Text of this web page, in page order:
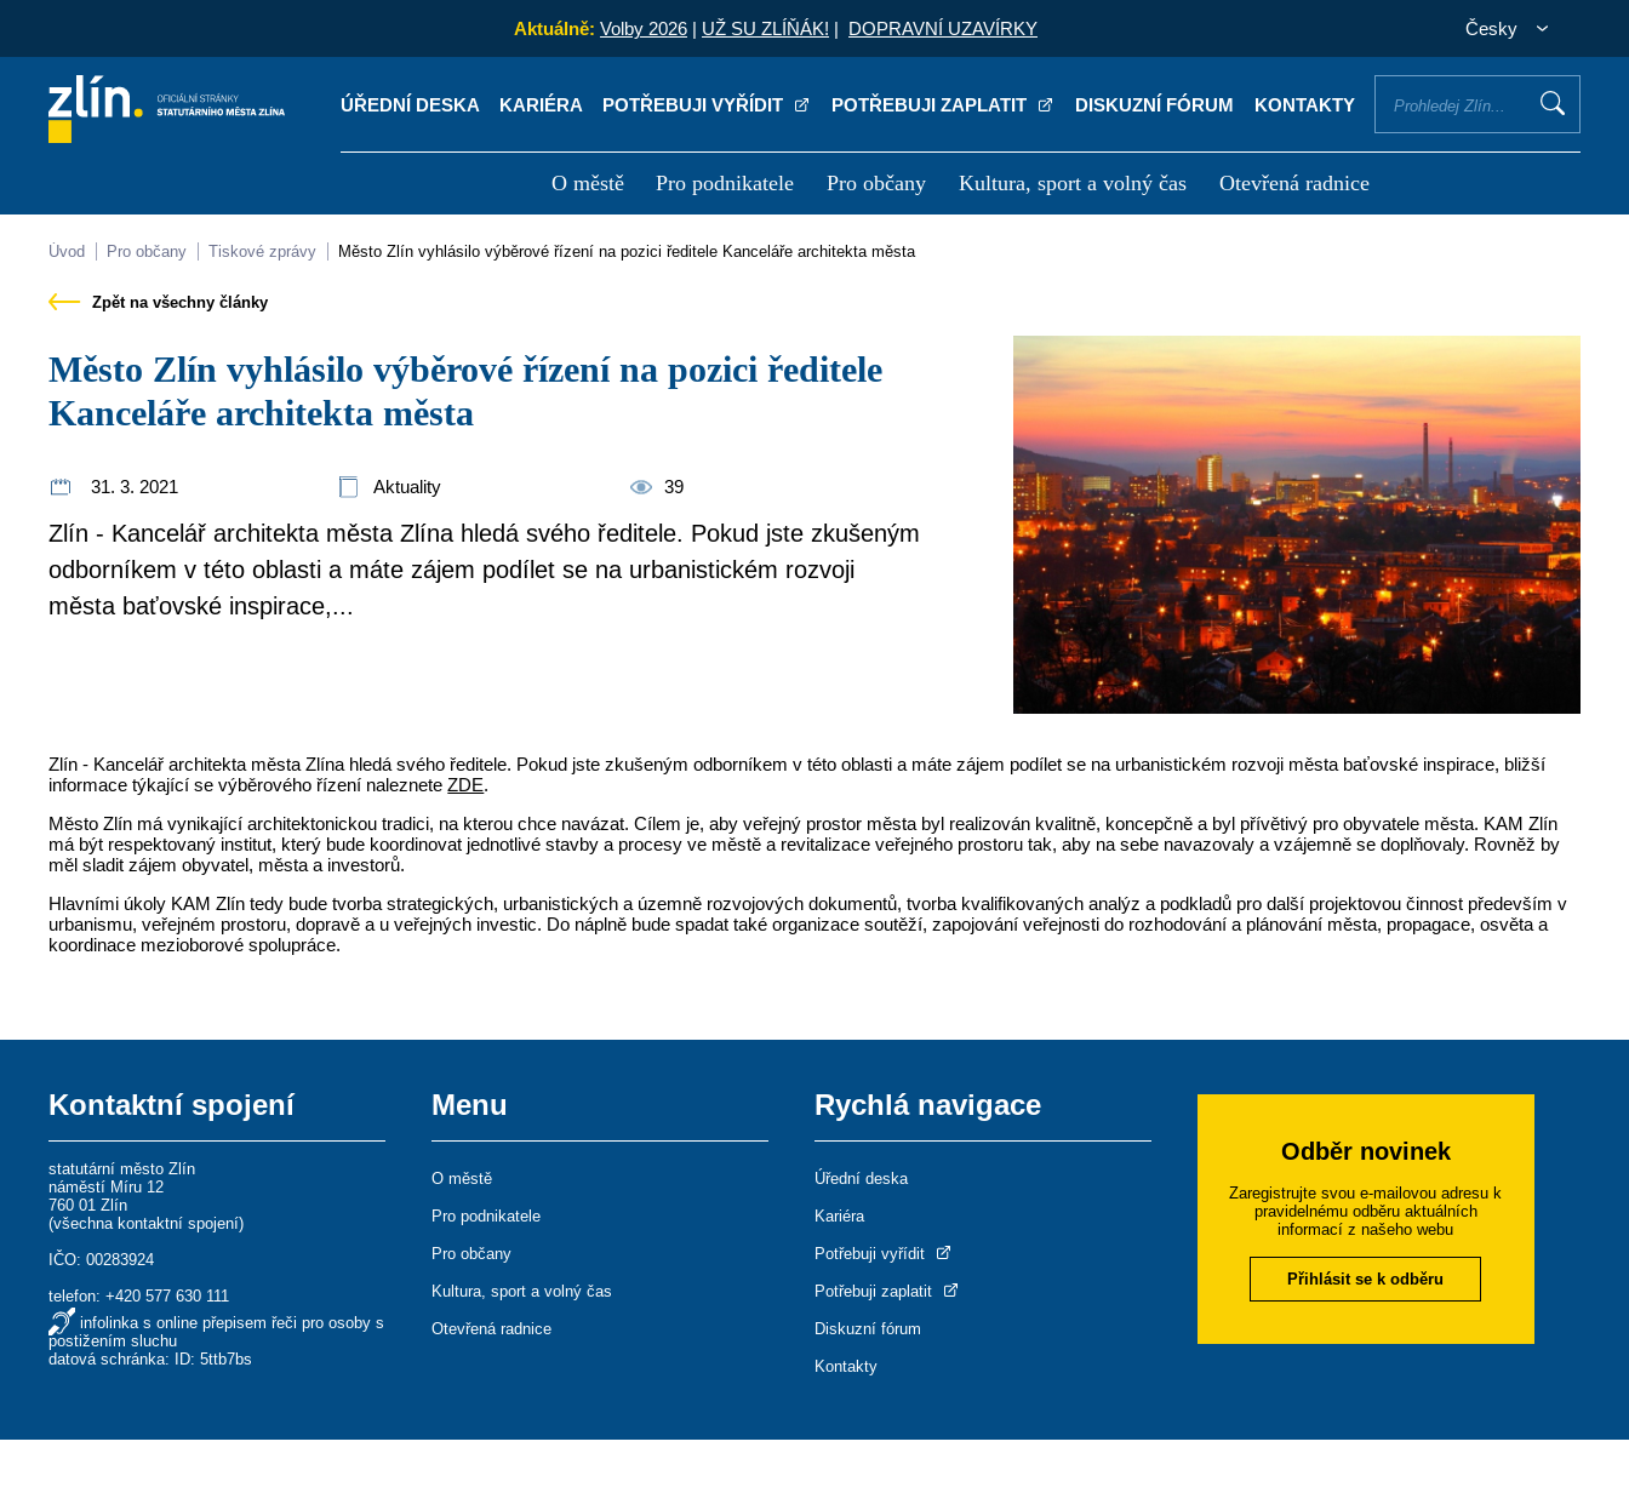
Aktuálně: Volby 2026 | UŽ SU ZLÍŇÁK! | DOPRAVNÍ UZAVÍRKY Česky
ÚŘEDNÍ DESKA KARIÉRA POTŘEBUJI VYŘÍDIT POTŘEBUJI ZAPLATIT DISKUZNÍ FÓRUM KONTAKTY
O městě Pro podnikatele Pro občany Kultura, sport a volný čas Otevřená radnice
Kontakty Úřední deska Kariéra
Úvod Pro občany Tiskové zprávy Město Zlín vyhlásilo výběrové řízení na pozici ředitele Kanceláře architekta města
Zpět na všechny články
Město Zlín vyhlásilo výběrové řízení na pozici ředitele
Kanceláře architekta města
31. 3. 2021 Aktuality 39
Zlín - Kancelář architekta města Zlína hledá svého ředitele. Pokud jste zkušeným
odborníkem v této oblasti a máte zájem podílet se na urbanistickém rozvoji
města baťovské inspirace,...
Zlín - Kancelář architekta města Zlína hledá svého ředitele. Pokud jste zkušeným odborníkem v této oblasti a máte zájem podílet se na urbanistickém rozvoji města baťovské inspirace, bližší
informace týkající se výběrového řízení nalezneteZDE.
Město Zlín má vynikající architektonickou tradici, na kterou chce navázat. Cílem je, aby veřejný prostor města byl realizován kvalitně, koncepčně a byl přívětivý pro obyvatele města. KAM Zlín
má být respektovaný institut, který bude koordinovat jednotlivé stavby a procesy ve městě a revitalizace veřejného prostoru tak, aby na sebe navazovaly a vzájemně se doplňovaly. Rovněž by
měl sladit zájem obyvatel, města a investorů.
Hlavními úkoly KAM Zlín tedy bude tvorba strategických, urbanistických a územně rozvojových dokumentů, tvorba kvalifikovaných analýz a podkladů pro další projektovou činnost především v
urbanismu, veřejném prostoru, dopravě a u veřejných investic. Do náplně bude spadat také organizace soutěží, zapojování veřejnosti do rozhodování a plánování města, propagace, osvěta a
koordinace mezioborové spolupráce.
Kontaktní spojení
statutární město Zlín
náměstí Míru 12
760 01 Zlín
(všechna kontaktní spojení)
IČO: 00283924
telefon:+420 577 630 111
infolinka s online přepisem řeči pro osoby s
postižením sluchu
datová schránka: ID: 5ttb7bs
Menu
O městě
Pro podnikatele
Pro občany
Kultura, sport a volný čas
Otevřená radnice
Rychlá navigace
Úřední deska
Kariéra
Potřebuji vyřídit
Potřebuji zaplatit
Diskuzní fórum
Kontakty
Odběr novinek
Zaregistrujte svou e-mailovou adresu k
pravidelnému odběru aktuálních
informací z našeho webu
Přihlásit se k odběru